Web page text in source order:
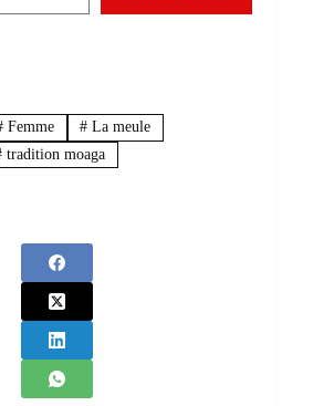
Femme # La meule
tradition moaga